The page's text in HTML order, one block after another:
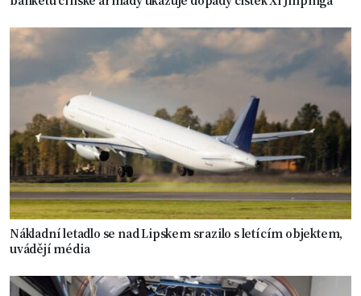
Nákladní letadlo se nad Lipskem srazilo s letícím objektem,
uvádějí média